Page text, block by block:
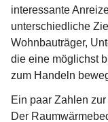
interessante
unterschiedliche
Wohnbauträger,
die eine möglichst
zum Handeln
Ein paar Zahlen
Der